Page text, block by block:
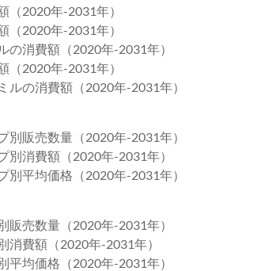
（2020年-2031年）
（2020年-2031年）
の消費額（2020年-2031年）
（2020年-2031年）
ルの消費額（2020年-2031年）
別販売数量（2020年-2031年）
別消費額（2020年-2031年）
別平均価格（2020年-2031年）
販売数量（2020年-2031年）
消費額（2020年-2031年）
平均価格（2020年-2031年）